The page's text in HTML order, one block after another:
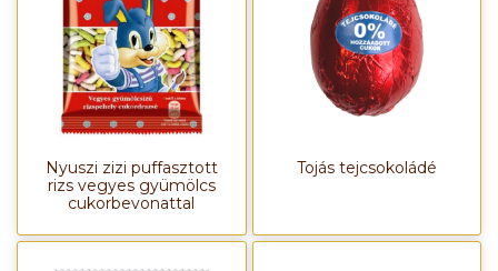
Nyuszi zizi puffasztott
rizs vegyes gyümölcs
cukorbevonattal
Tojás tejcsokoládé